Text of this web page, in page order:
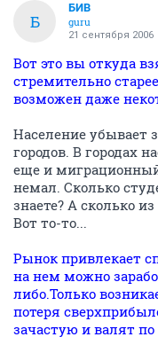
Б
БИВ
guru
21 сентября 2006
Вот это вы откуда
стремительно
возможен даже
Население убывает
городов. В городах
еще и
немал. Сколько
знаете? А сколько
Вот то-то...
Рынок привлекает
на нем можно
либо.Только
потеря
зачастую и валят